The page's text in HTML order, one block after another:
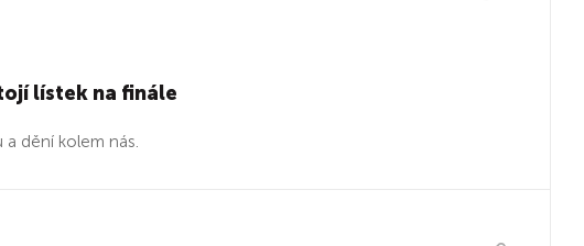
lístek na finále
dění kolem nás.